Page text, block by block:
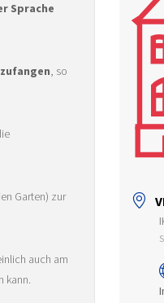
Sprache
, so
Garten) zur
auch am
kann.